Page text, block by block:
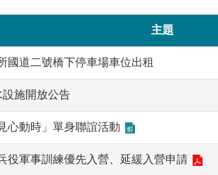
主題
國道二號橋下停車場車位出租
施開放公告
心動時」單身聯誼活動
役軍事訓練優先入營、延緩入營申請